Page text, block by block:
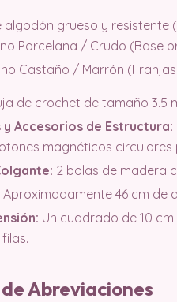
algodón grueso y
Porcelana / Crudo (Base
Castaño / Marrón
de crochet de tamaño 3.5
Accesorios de Estructura:
magnéticos circulares
2 bolas de madera
Aproximadamente 46 cm de
Un cuadrado de 10
Abreviaciones